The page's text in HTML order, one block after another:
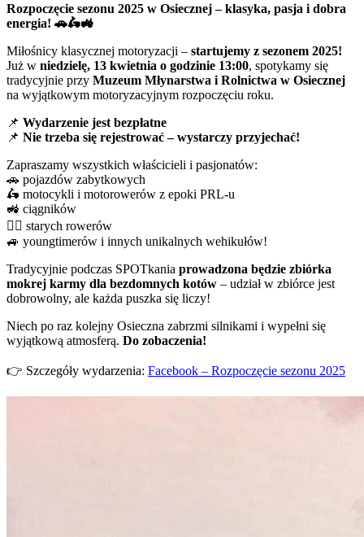
Rozpoczęcie sezonu 2025 w Osiecznej – klasyka, pasja i dobra
energia! 🚗🛵🚜
Miłośnicy klasycznej motoryzacji – startujemy z sezonem 2025!
Już w niedzielę, 13 kwietnia o godzinie 13:00, spotykamy się
tradycyjnie przy Muzeum Młynarstwa i Rolnictwa w Osiecznej
na wyjątkowym motoryzacyjnym rozpoczęciu roku.
📌 Wydarzenie jest bezpłatne
📌 Nie trzeba się rejestrować – wystarczy przyjechać!
Zapraszamy wszystkich właścicieli i pasjonatów:
🚗 pojazdów zabytkowych
🛵 motocykli i motorowerów z epoki PRL-u
🚜 ciągników
🚴‍♂️ starych rowerów
🚙 youngtimerów i innych unikalnych wehikułów!
Tradycyjnie podczas SPOTkania prowadzona będzie zbiórka
mokrej karmy dla bezdomnych kotów – udział w zbiórce jest
dobrowolny, ale każda puszka się liczy!
Niech po raz kolejny Osieczna zabrzmi silnikami i wypełni się
wyjątkową atmosferą. Do zobaczenia!
👉 Szczegóły wydarzenia: Facebook – Rozpoczęcie sezonu 2025